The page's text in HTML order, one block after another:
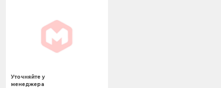
Уточняйте у
менеджера